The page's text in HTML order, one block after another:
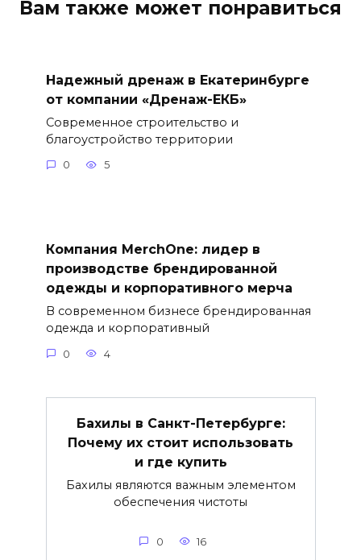
Вам также может понравиться
Надежный дренаж в Екатеринбурге
от компании «Дренаж-ЕКБ»
Современное строительство и
благоустройство территории
0 5
Компания MerchOne: лидер в
производстве брендированной
одежды и корпоративного мерча
В современном бизнесе брендированная
одежда и корпоративный
0 4
Бахилы в Санкт-Петербурге:
Почему их стоит использовать
и где купить
Бахилы являются важным элементом
обеспечения чистоты
0 16